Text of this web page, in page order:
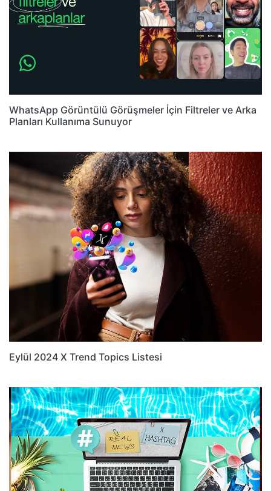
WhatsApp Görüntülü Görüşmeler İçin Filtreler ve Arka
Planları Kullanıma Sunuyor
Eylül 2024 X Trend Topics Listesi